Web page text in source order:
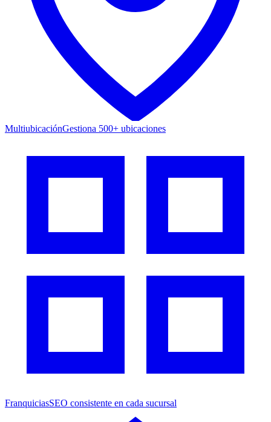
MultiubicaciónGestiona 500+ ubicaciones
FranquiciasSEO consistente en cada sucursal